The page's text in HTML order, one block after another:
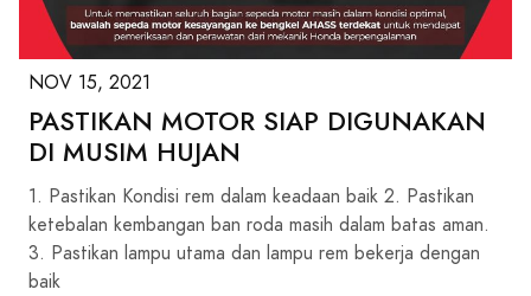
NOV 15, 2021
PASTIKAN MOTOR SIAP DIGUNAKAN
DI MUSIM HUJAN
1. Pastikan Kondisi rem dalam keadaan baik 2. Pastikan
ketebalan kembangan ban roda masih dalam batas aman.
3. Pastikan lampu utama dan lampu rem bekerja dengan
baik